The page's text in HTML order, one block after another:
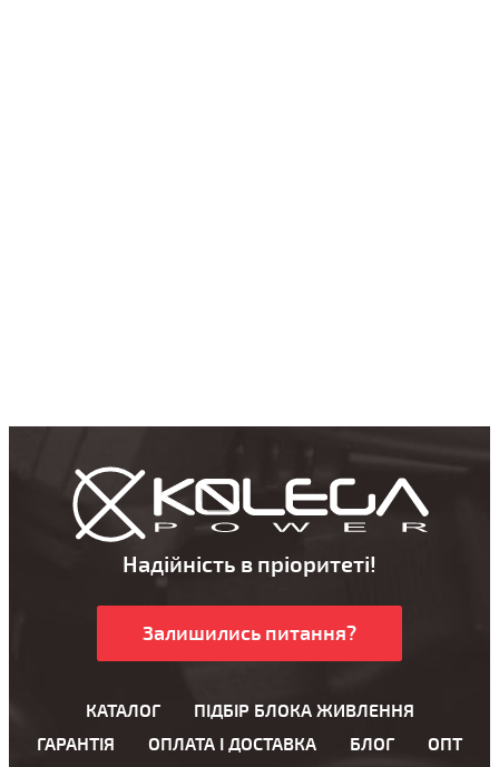
Надійність в пріоритеті!
Залишились питання?
КАТАЛОГ
ПІДБІР БЛОКА ЖИВЛЕННЯ
ГАРАНТІЯ
ОПЛАТА І ДОСТАВКА БЛОГ
ОПТ